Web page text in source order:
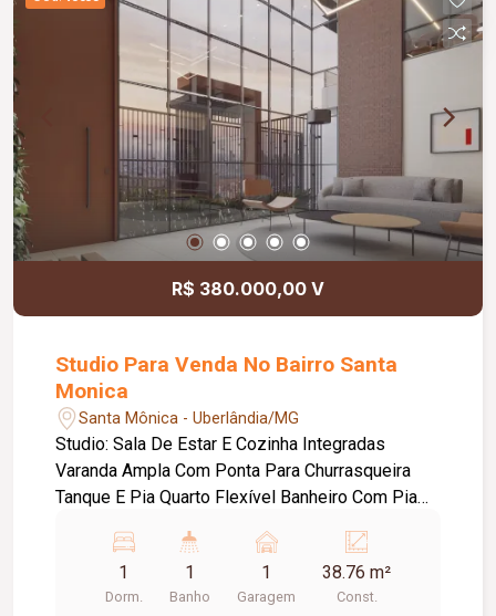
R$ 380.000,00 V
Studio Para Venda No Bairro Santa
Monica
Santa Mônica - Uberlândia/MG
Studio: Sala De Estar E Cozinha Integradas
Varanda Ampla Com Ponta Para Churrasqueira
Tanque E Pia Quarto Flexível Banheiro Com Pia
Para Lavra Louças Condômino E Composto Por:
Coworking Lavanderia Grab e Go Coffee Place
Labby Com Pé Direito Duplo Lounge Academia
1
Dorm.
1
Banho
1
Garagem
38.76 m²
Const.